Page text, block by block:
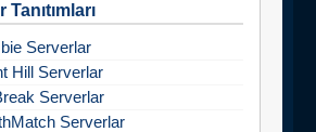
Tanıtımları
Serverlar
Hill Serverlar
Serverlar
Serverlar